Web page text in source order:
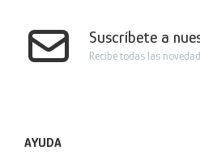
Suscríbete a
Recibe todas las
AYUDA